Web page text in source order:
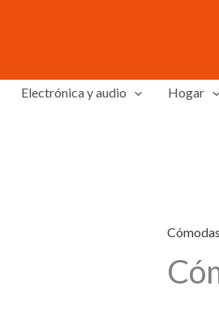
Electrónica y audio Hogar
Cómodas